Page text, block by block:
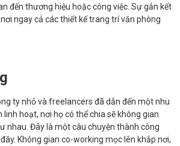
đến thương hiệu hoặc công việc. Sự gắn kết
ngay cả các thiết kế trang trí văn phòng
ty nhỏ và freelancers đã dẫn đến một nhu
linh hoạt, nơi họ có thể chia sẽ không gian
nhau. Đây là một câu chuyện thành công
Không gian co-working mọc lên khắp nơi,